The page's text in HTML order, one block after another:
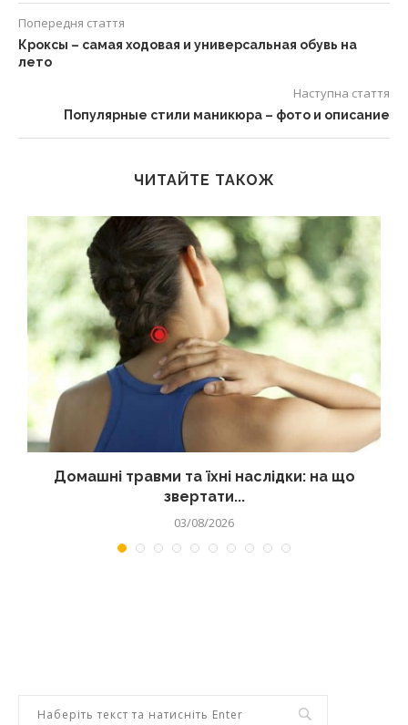
Попередня стаття
Кроксы – самая ходовая и универсальная обувь на
лето
Наступна стаття
Популярные стили маникюра – фото и описание
ЧИТАЙТЕ ТАКОЖ
Домашні травми та їхні наслідки: на що
звертати...
03/08/2026